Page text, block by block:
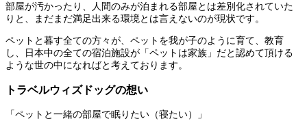
部屋が汚かったり、人間のみが泊まれる部屋とは差別化されていた
りと、まだまだ満足出来る環境とは言えないのが現状です。
ペットと暮す全ての方々が、ペットを我が子のように育て、教育
し、日本中の全ての宿泊施設が「ペットは家族」だと認めて頂ける
ような世の中になればと考えております。
トラベルウィズドッグの想い
「ペットと一緒の部屋で眠りたい（寝たい）」